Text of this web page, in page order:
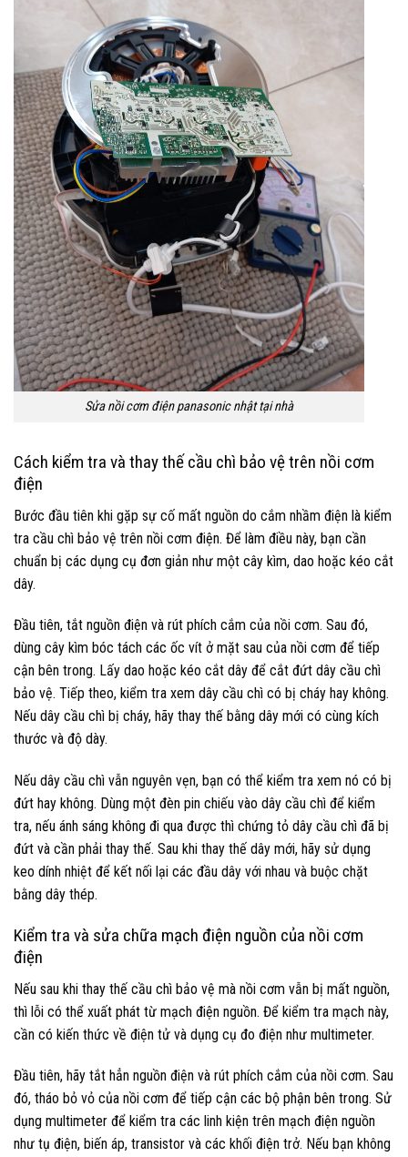
Sửa nồi cơm điện panasonic nhật tại nhà
Cách kiểm tra và thay thế cầu chì bảo vệ trên nồi cơm
điện
Bước đầu tiên khi gặp sự cố mất nguồn do cắm nhầm điện là kiểm
tra cầu chì bảo vệ trên nồi cơm điện. Để làm điều này, bạn cần
chuẩn bị các dụng cụ đơn giản như một cây kìm, dao hoặc kéo cắt
dây.
Đầu tiên, tắt nguồn điện và rút phích cắm của nồi cơm. Sau đó,
dùng cây kìm bóc tách các ốc vít ở mặt sau của nồi cơm để tiếp
cận bên trong. Lấy dao hoặc kéo cắt dây để cắt đứt dây cầu chì
bảo vệ. Tiếp theo, kiểm tra xem dây cầu chì có bị cháy hay không.
Nếu dây cầu chì bị cháy, hãy thay thế bằng dây mới có cùng kích
thước và độ dày.
Nếu dây cầu chì vẫn nguyên vẹn, bạn có thể kiểm tra xem nó có bị
đứt hay không. Dùng một đèn pin chiếu vào dây cầu chì để kiểm
tra, nếu ánh sáng không đi qua được thì chứng tỏ dây cầu chì đã bị
đứt và cần phải thay thế. Sau khi thay thế dây mới, hãy sử dụng
keo dính nhiệt để kết nối lại các đầu dây với nhau và buộc chặt
bằng dây thép.
Kiểm tra và sửa chữa mạch điện nguồn của nồi cơm
điện
Nếu sau khi thay thế cầu chì bảo vệ mà nồi cơm vẫn bị mất nguồn,
thì lỗi có thể xuất phát từ mạch điện nguồn. Để kiểm tra mạch này,
cần có kiến thức về điện tử và dụng cụ đo điện như multimeter.
Đầu tiên, hãy tắt hẳn nguồn điện và rút phích cắm của nồi cơm. Sau
đó, tháo bỏ vỏ của nồi cơm để tiếp cận các bộ phận bên trong. Sử
dụng multimeter để kiểm tra các linh kiện trên mạch điện nguồn
như tụ điện, biến áp, transistor và các khối điện trở. Nếu bạn không